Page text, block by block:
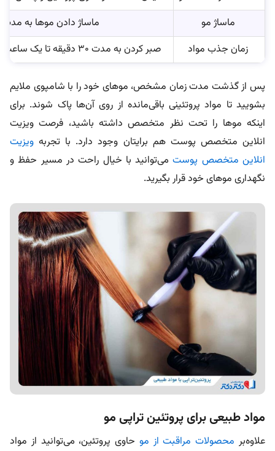
ماساژ مو
ماساژ دادن موها به مدت ۱۰ تا ۱۵ دقیقه
زمان جذب مواد
صبر کردن به مدت ۳۰ دقیقه تا یک ساعت برای جذب کامل مواد پروتئینی
پس از گذشت مدت زمان مشخص، موهای خود را با شامپوی ملایم
بشویید تا مواد پروتئینی باقی‌مانده از روی آن‌ها پاک شوند. برای
اینکه موها را تحت نظر متخصص داشته باشید، فرصت ویزیت
انلاین متخصص پوست هم برایتان وجود دارد. با تجربه ویزیت
انلاین متخصص پوستمی‌توانید با خیال راحت در مسیر حفظ و
نگهداری موهای خود قرار بگیرید.
مواد طبیعی برای پروتئین تراپی مو
علاوه‌بر محصولات مراقبت از مو حاوی پروتئین، می‌توانید از مواد